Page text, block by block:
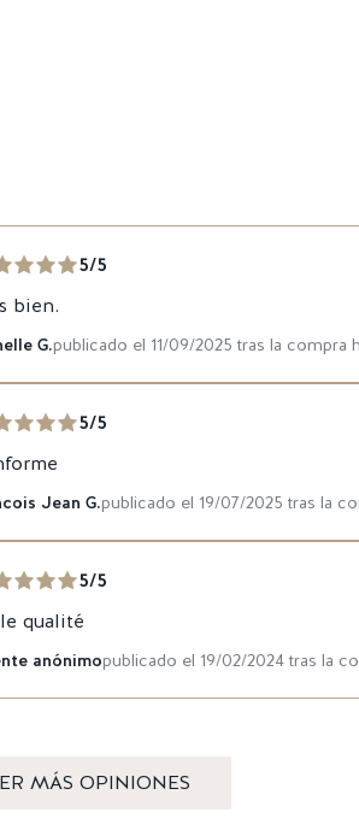
5/5
bien.
G.publicado el 11/09/2025 tras la compra
5/5
Jean G.publicado el 19/07/2025 tras la
5/5
qualité
anónimopublicado el 19/02/2024 tras la
MÁS OPINIONES